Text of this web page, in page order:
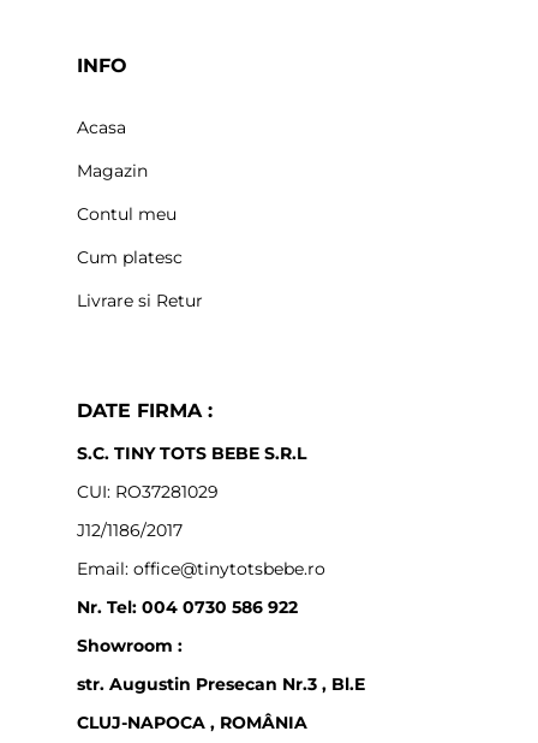
INFO
Acasa
Magazin
Contul meu
Cum platesc
Livrare si Retur
DATE FIRMA :
S.C. TINY TOTS BEBE S.R.L
CUI: RO37281029
J12/1186/2017
Email: office@tinytotsbebe.ro
Nr. Tel: 004 0730 586 922
Showroom :
str. Augustin Presecan Nr.3 , Bl.E
CLUJ-NAPOCA , ROMÂNIA